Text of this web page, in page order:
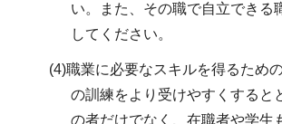
い。また、その職で自立できる
してください。
(4)職業に必要なスキルを得るため
の訓練をより受けやすくすると
の者だけでなく、在職者や学生